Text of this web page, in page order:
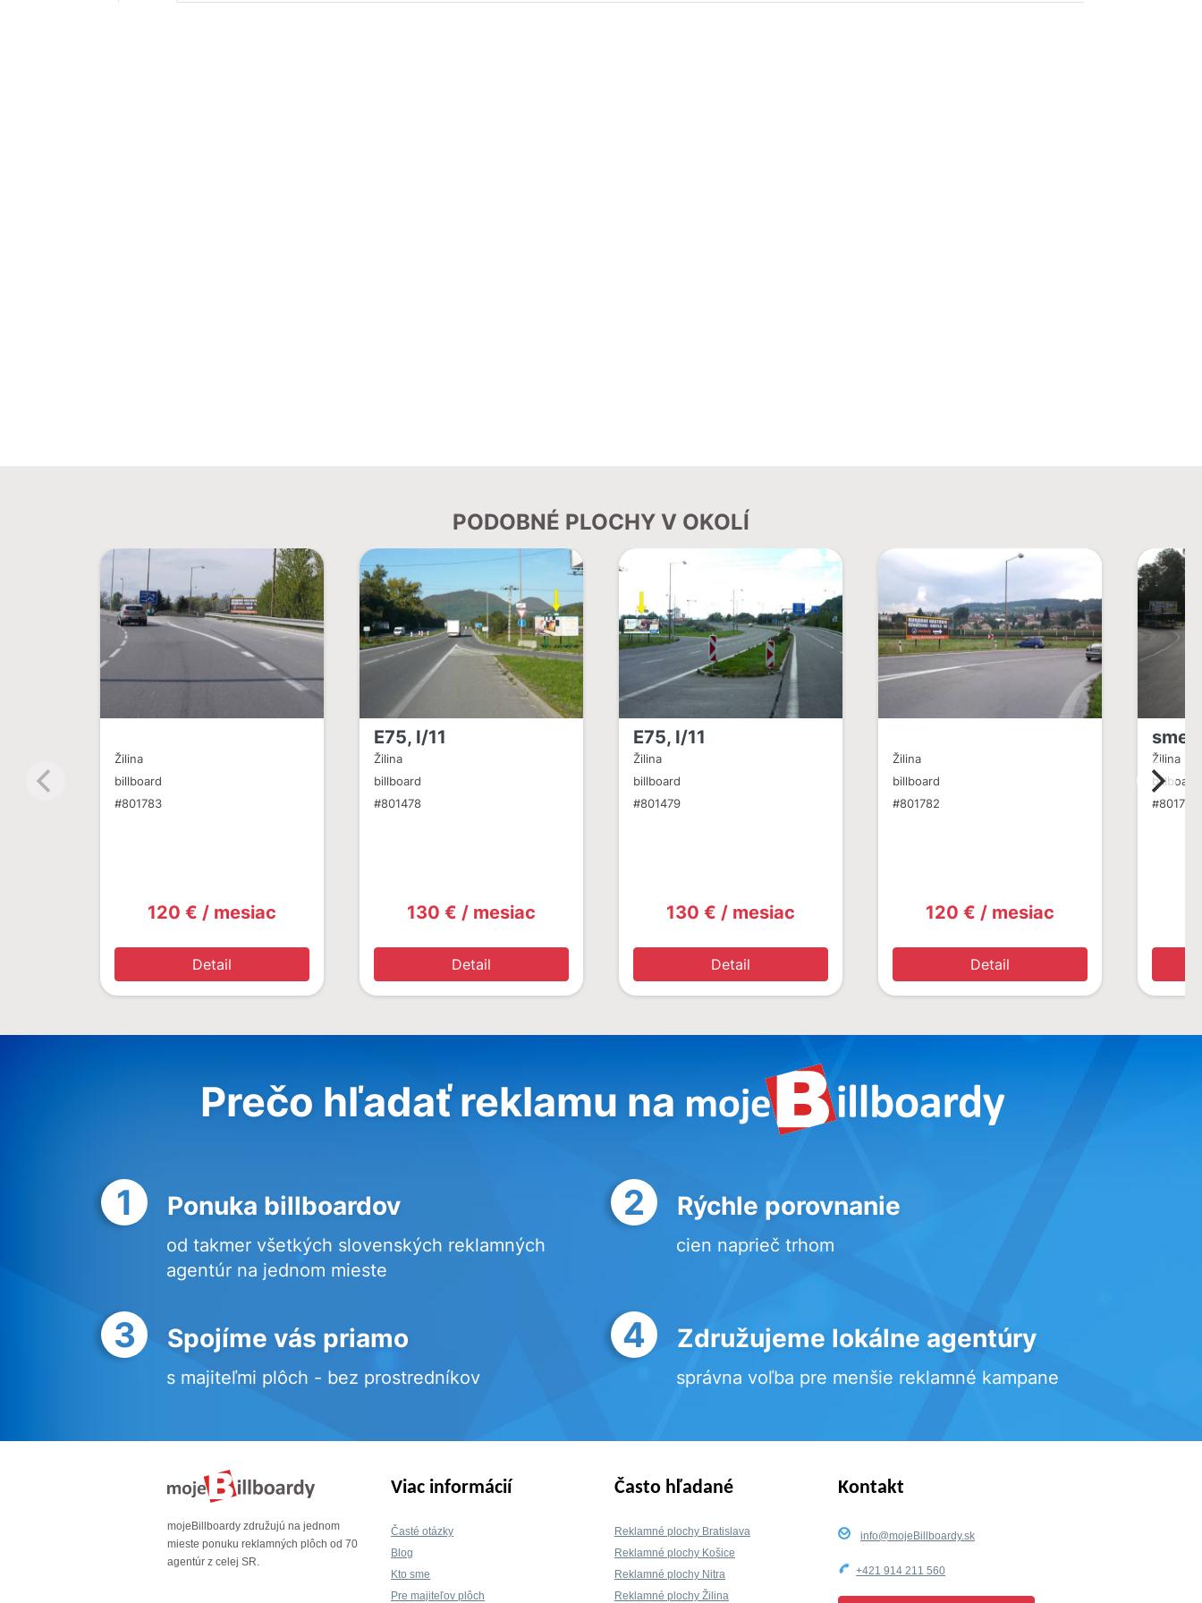
PODOBNÉ PLOCHY V OKOLÍ
Žilina
billboard
#801783
120 € / mesiac
Detail
E75, I/11
Žilina
billboard
#801478
130 € / mesiac
Detail
E75, I/11
Žilina
billboard
#801479
130 € / mesiac
Detail
Žilina
billboard
#801782
120 € / mesiac
Detail
smer
Žilina
billboard
#801751
Prečo hľadať reklamu na
1 Ponuka billboardov
od takmer všetkých slovenských reklamných
agentúr na jednom mieste
2 Rýchle porovnanie
cien naprieč trhom
3 Spojíme vás priamo
s majiteľmi plôch - bez prostredníkov
4 Združujeme lokálne agentúry
správna voľba pre menšie reklamné kampane
mojeBillboardy združujú na jednom
mieste ponuku reklamných plôch od 70
agentúr z celej SR.
Viac informácií
Časté otázky
Blog
Kto sme
Pre majiteľov plôch
Často hľadané
Reklamné plochy Bratislava
Reklamné plochy Košice
Reklamné plochy Nitra
Reklamné plochy Žilina
Kontakt
info@mojeBillboardy.sk
+421 914 211 560